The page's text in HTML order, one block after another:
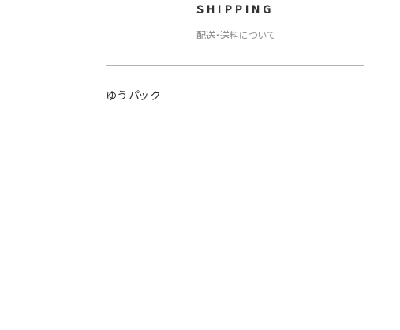
SHIPPING
配送・送料について
ゆうパック